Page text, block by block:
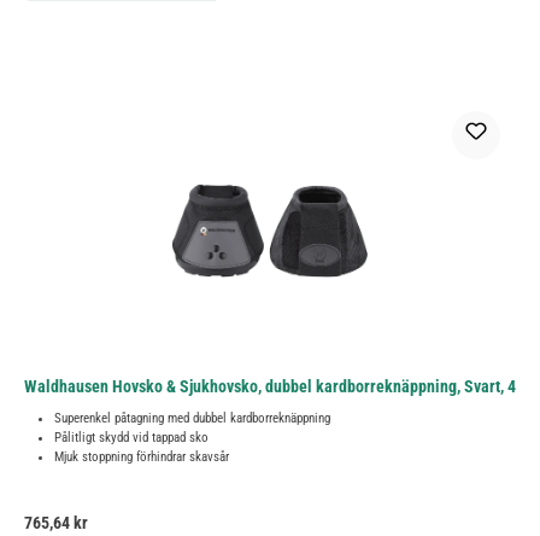
Waldhausen Hovsko & Sjukhovsko, dubbel kardborreknäppning, Svart, 4
Superenkel påtagning med dubbel kardborreknäppning
Pålitligt skydd vid tappad sko
Mjuk stoppning förhindrar skavsår
Ordinarie pris:
765,64 kr